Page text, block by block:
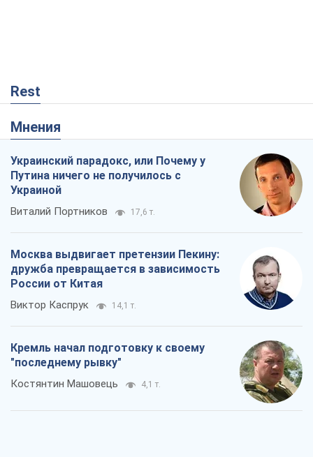
Rest
Мнения
Украинский парадокс, или Почему у
Путина ничего не получилось с
Украиной
Виталий Портников 17,6 т.
Москва выдвигает претензии Пекину:
дружба превращается в зависимость
России от Китая
Виктор Каспрук 14,1 т.
Кремль начал подготовку к своему
"последнему рывку"
Костянтин Машовець 4,1 т.